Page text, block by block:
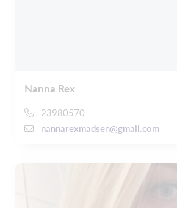
Nanna Rex
23980570
nannarexmadsen@gmail.com